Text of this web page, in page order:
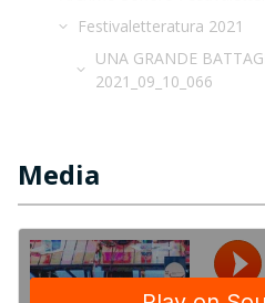
Festivaletteratura 2021
UNA GRANDE
2021_09_10_066
Media